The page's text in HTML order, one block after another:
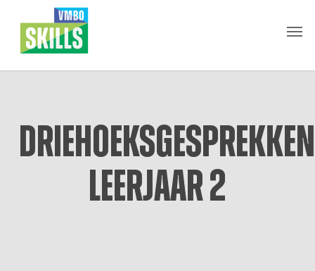
Driehoeksgesprekken
leerjaar 2